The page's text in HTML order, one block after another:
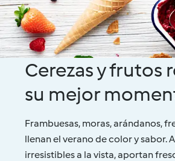
Cerezas y frutos
su mejor
Frambuesas, moras, arándanos,
llenan el verano de color y sabor.
irresistibles a la vista, aportan